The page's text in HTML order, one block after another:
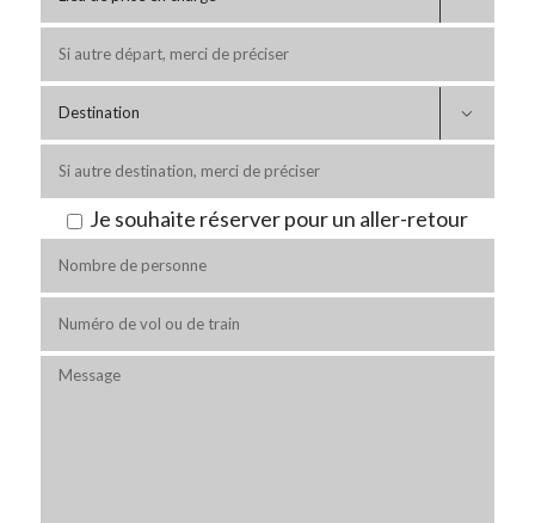

Je souhaite réserver pour un aller-retour